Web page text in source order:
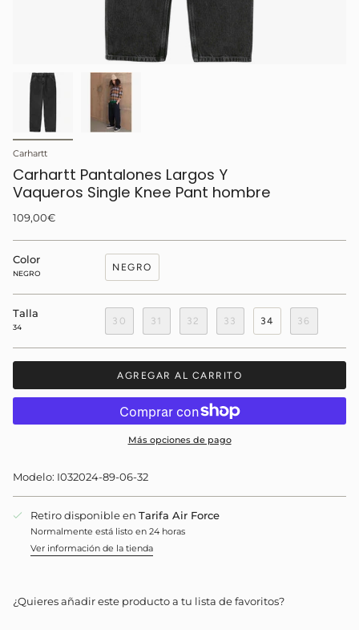
Carhartt
Carhartt Pantalones Largos Y
Vaqueros Single Knee Pant hombre
109,00€
Color
NEGRO
NEGRO
Talla
34
30 31 32 33 34 36
AGREGAR AL CARRITO
Más opciones de pago
Modelo: I032024-89-06-32
Retiro disponible en Tarifa Air Force
Normalmente está listo en 24 horas
Ver información de la tienda
¿Quieres añadir este producto a tu lista de favoritos?